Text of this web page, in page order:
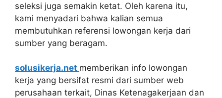
seleksi juga semakin ketat. Oleh karena itu,
kami menyadari bahwa kalian semua
membutuhkan referensi lowongan kerja dari
sumber yang beragam.
solusikerja.net memberikan info lowongan
kerja yang bersifat resmi dari sumber web
perusahaan terkait, Dinas Ketenagakerjaan dan